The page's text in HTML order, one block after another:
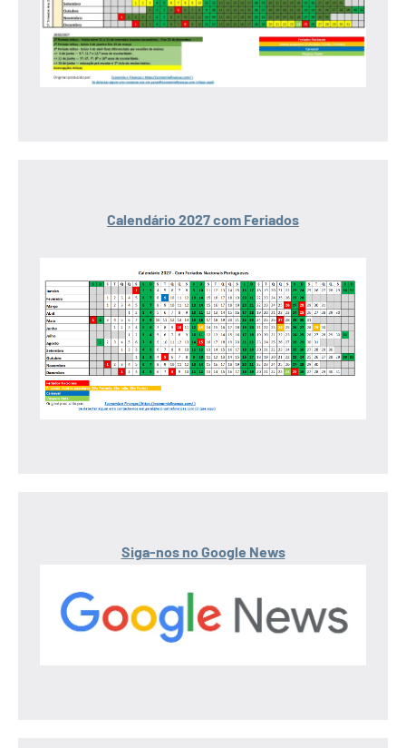
Calendário 2027 com Feriados
Siga-nos no Google News